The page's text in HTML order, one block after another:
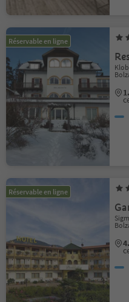
Réservable en ligne
Réservable en ligne